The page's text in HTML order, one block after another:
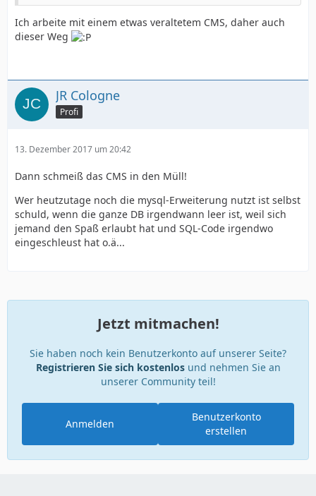
Ich arbeite mit einem etwas veraltetem CMS, daher auch
dieser Weg
JR Cologne
Profi
13. Dezember 2017 um 20:42
Dann schmeiß das CMS in den Müll!
Wer heutzutage noch die mysql-Erweiterung nutzt ist selbst
schuld, wenn die ganze DB irgendwann leer ist, weil sich
jemand den Spaß erlaubt hat und SQL-Code irgendwo
eingeschleust hat o.ä...
Jetzt mitmachen!
Sie haben noch kein Benutzerkonto auf unserer Seite?
Registrieren Sie sich kostenlosund nehmen Sie an
unserer Community teil!
Benutzerkonto
erstellen
Anmelden